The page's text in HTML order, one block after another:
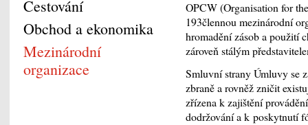
OPCW (Organisation for
193člennou mezinárodní
hromadění zásob a použití
zároveň stálým
Smluvní strany Úmluvy se
zbraně a rovněž zničit
zřízena k zajištění
dodržování a k poskytnutí
Cestování
Obchod a ekonomika
Mezinárodní
organizace